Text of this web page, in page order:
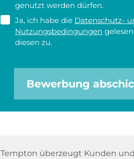
genutzt werden dürfen.
Ja, ich habe die Datenschutz-
Nutzungsbedingungen
diesen zu.
Bewerbung
Tempton überzeugt Kunden